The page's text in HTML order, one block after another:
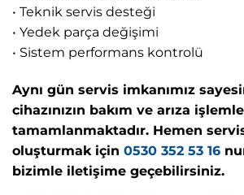
• Teknik servis desteği
• Yedek parça değişimi
• Sistem performans kontrolü
Aynı gün servis imkanımız
cihazınızın bakım ve arıza
tamamlanmaktadır. Hemen
oluşturmak için 0530 352 53 16
bizimle iletişime geçebilirsiniz.